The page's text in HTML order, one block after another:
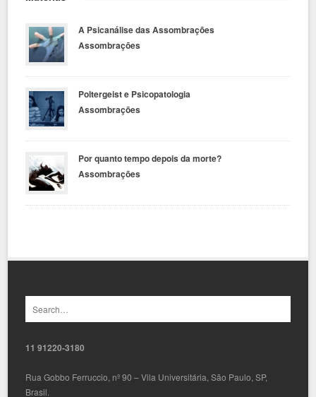
A Psicanálise das Assombrações
Assombrações
Poltergeist e Psicopatologia
Assombrações
Por quanto tempo depois da morte?
Assombrações
11 91220-3180
Rua Gobbo Ferruccio, nº 90 – Vila Universitária, São Paulo, SP,
Brasil.